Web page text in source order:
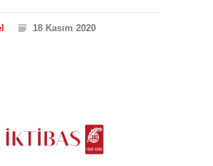
18 Kasım 2020